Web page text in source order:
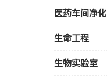
医药车间净化
生命工程
生物实验室